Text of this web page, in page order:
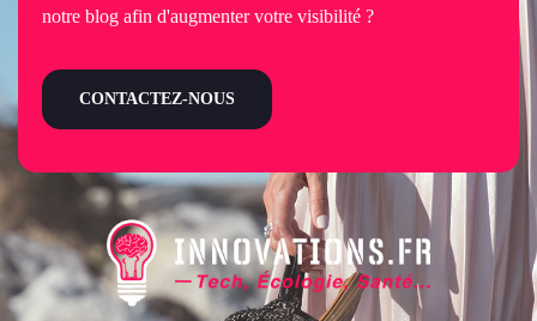
notre blog afin d'augmenter votre visibilité ?
CONTACTEZ-NOUS